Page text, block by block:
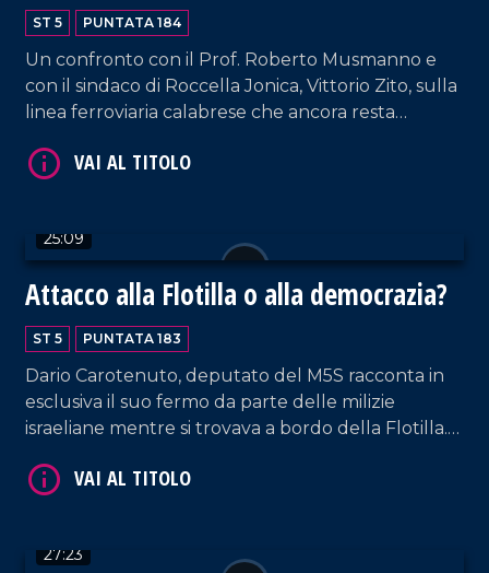
ST 5 PUNTATA 184
Un confronto con il Prof. Roberto Musmanno e
con il sindaco di Roccella Jonica, Vittorio Zito, sulla
linea ferroviaria calabrese che ancora resta
25:09
Attacco alla Flotilla o alla democrazia?
ST 5 PUNTATA 183
Dario Carotenuto, deputato del M5S racconta in
esclusiva il suo fermo da parte delle milizie
israeliane mentre si trovava a bordo della Flotilla.
Bossio, per fare il punto su quanto ancora sta
27:23
VAI AL TITOLO
VAI AL TITOLO